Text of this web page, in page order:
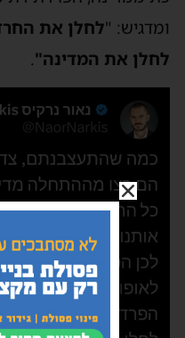
ומדגיש: "לחלן את
לחלן את המדינה".